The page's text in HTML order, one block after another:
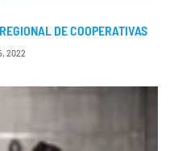
DE COOPERATIVAS
2022